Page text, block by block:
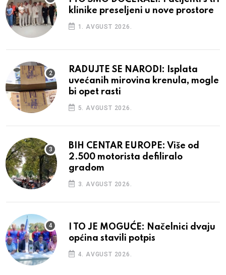
klinike preseljeni u nove prostore
1. AVGUST 2026.
RADUJTE SE NARODI: Isplata
uvećanih mirovina krenula, mogle
bi opet rasti
5. AVGUST 2026.
BIH CENTAR EUROPE: Više od
2.500 motorista defiliralo
gradom
3. AVGUST 2026.
I TO JE MOGUĆE: Načelnici dvaju
općina stavili potpis
4. AVGUST 2026.